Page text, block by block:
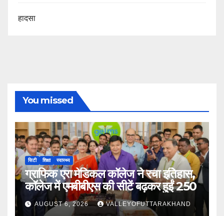
हादसा
You missed
सिटी शिक्षा स्वास्थ्य
ग्राफिक एरा मेडिकल कॉलेज ने रचा इतिहास,
कॉलेज में एमबीबीएस की सीटें बढ़कर हुईं 250
AUGUST 6, 2026 VALLEYOFUTTARAKHAND